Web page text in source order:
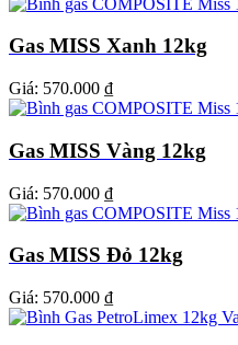
Gas MISS Xanh 12kg
Giá: 570.000 ₫
Gas MISS Vàng 12kg
Giá: 570.000 ₫
Gas MISS Đỏ 12kg
Giá: 570.000 ₫